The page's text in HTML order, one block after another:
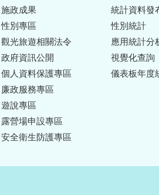
施政成果
性別專區
觀光旅遊相關法令
政府資訊公開
個人資料保護專區
廉政服務專區
遊說專區
露營場申設專區
安全衛生防護專區
統計資料發
性別統計
應用統計分
視覺化查詢
儀表板年度